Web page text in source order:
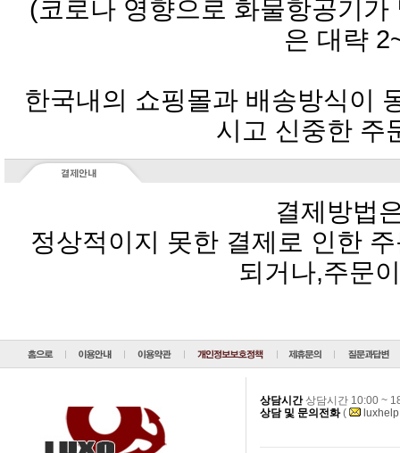
은 대략
시고 신중한 주
결제방법
되거나,주문
상담시간 상담시간 10:00 ~
상담 및 문의전화(